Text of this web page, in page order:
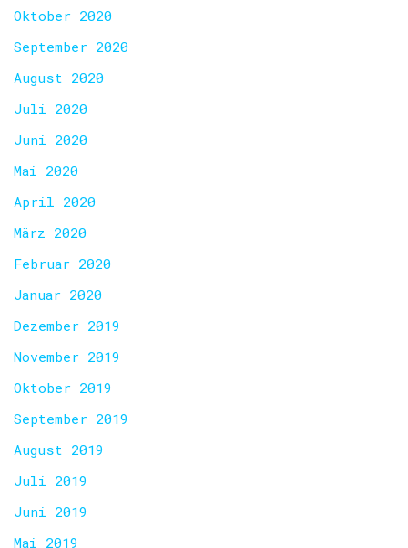
Oktober 2020
September 2020
August 2020
Juli 2020
Juni 2020
Mai 2020
April 2020
März 2020
Februar 2020
Januar 2020
Dezember 2019
November 2019
Oktober 2019
September 2019
August 2019
Juli 2019
Juni 2019
Mai 2019